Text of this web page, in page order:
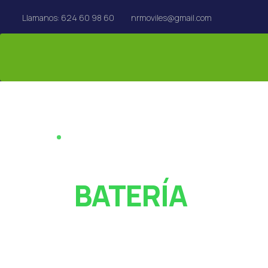
Llamanos: 624 60 98 60 nrmoviles@gmail.com
BATERÍA